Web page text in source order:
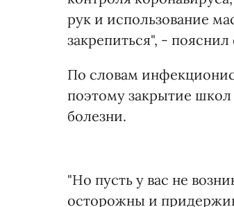
рук и использование
закрепиться", - пояснил
По словам
поэтому закрытие
болезни.
"Но пусть у вас не
осторожны и